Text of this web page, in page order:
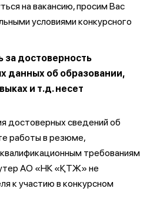
на вакансию, просим Вас
условиями конкурсного
за достоверность
данных об образовании,
и т.д. несет
достоверных сведений об
работы в резюме,
требованиям
АО «НК «ҚТЖ» не
к участию в конкурсном